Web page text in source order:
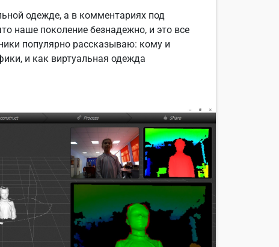
одежде, а в комментариях под
наше поколение безнадежно, и это все
популярно рассказываю: кому и
и как виртуальная одежда